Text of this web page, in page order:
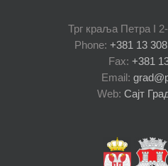
Трг краља Петра I
Phone: +381 13
Fax: +381
Email:
Web: Сајт